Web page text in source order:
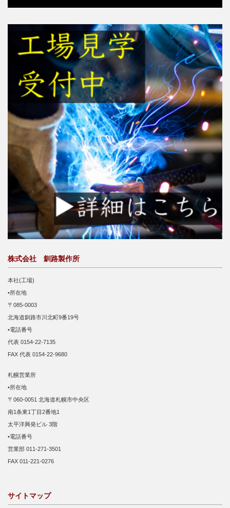
株式会社 釧路製作所
本社(工場)
•所在地
〒085-0003
北海道釧路市川北町9番19号
•電話番号
代表 0154-22-7135
FAX 代表 0154-22-9680
札幌営業所
•所在地
〒060-0051 北海道札幌市中央区
南1条東1丁目2番地1
太平洋興発ビル 3階
•電話番号
営業部 011-271-3501
FAX 011-221-0276
サイトマップ